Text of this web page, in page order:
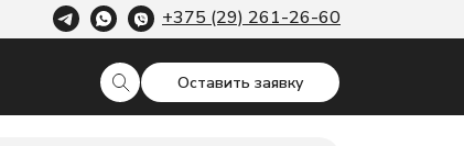
Оставить заявку
+375 (29) 261-26-60